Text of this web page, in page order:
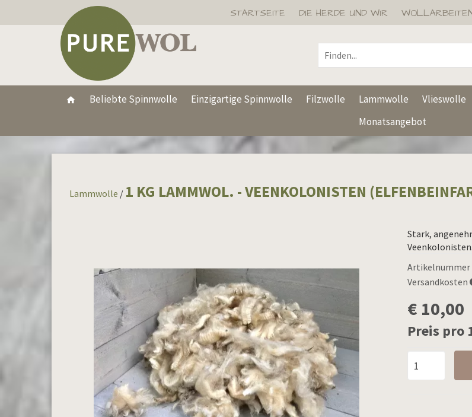
STARTSEITE DIE HERDE UND WIR
 Beliebte Spinnwolle Einzigartige Spinnwolle Filzwolle Lammwolle Vlieswolle
Monatsangebot
Lammwolle / 1 KG LAMMWOL. - VEENKOLONISTEN
Stark,
Veenkolonisten.
Artikelnummer
Versandkosten
€ 10,00
Preis pro